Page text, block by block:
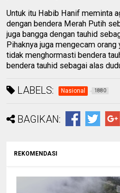
Untuk itu Habib Hanif meminta
dengan bendera Merah Putih
juga bangga dengan tauhid
Pihaknya juga mengecam orang
tidak menghormasti bendera
bendera tauhid sebagai alas
LABELS: Nasional 1880
BAGIKAN:
REKOMENDASI